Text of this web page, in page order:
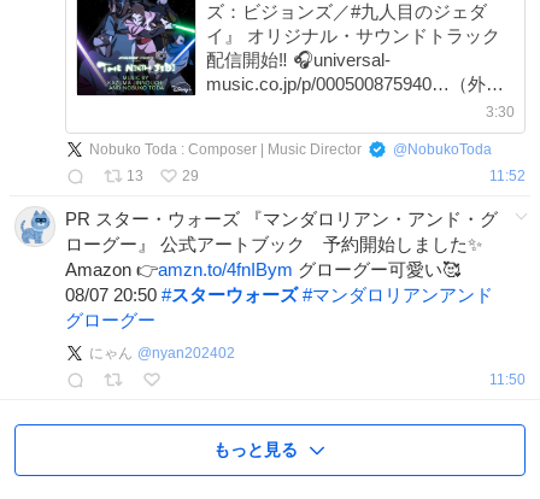
ズ：ビジョンズ／#九人目のジェダ
イ』 オリジナル・サウンドトラック
配信開始‼️ 🎧universal-
music.co.jp/p/000500875940…（外部
「スター・ウォーズ」の世界を彩る
劇中音楽の数々を 余すところなく収
3:30
Nobuko Toda : Composer | Music Director @ NobukoToda
13
29 11:52
PR スター・ウォーズ 『マンダロリアン・アンド・グ
ローグー』 公式アートブック 予約開始しました✨
Amazon 👉amzn.to/4fnIBym グローグー可愛い🥰
08/07 20:50 #スターウォーズ #マンダロリアンアンド
グローグー
にゃん @nyan202402
11:50
もっと見る